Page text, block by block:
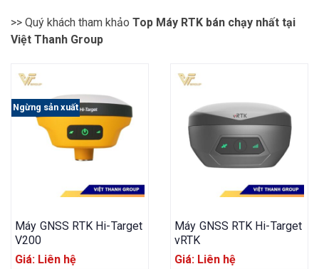
>> Quý khách tham khảo Top Máy RTK bán chạy nhất tại
Việt Thanh Group
Ngừng sản xuất
Máy GNSS RTK Hi-Target
V200
Giá: Liên hệ
Máy GNSS RTK Hi-Target
vRTK
Giá: Liên hệ